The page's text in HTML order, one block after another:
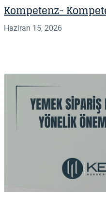
Kompetenz-
Haziran 15, 2026